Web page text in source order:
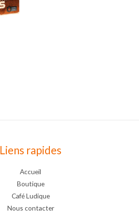
Liens rapides
Accueil
Boutique
Café Ludique
Nous contacter